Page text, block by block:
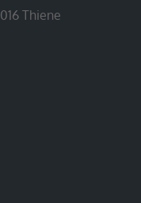
Thiene